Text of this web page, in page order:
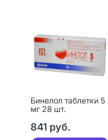
Бинелол таблетки 5
мг 28 шт.
841 руб.